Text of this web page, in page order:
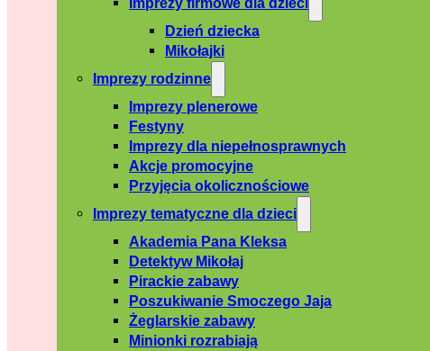
Dzień dziecka
Mikołajki
Imprezy rodzinne
Imprezy plenerowe
Festyny
Imprezy dla niepełnosprawnych
Akcje promocyjne
Przyjęcia okolicznościowe
Imprezy tematyczne dla dzieci
Akademia Pana Kleksa
Detektyw Mikołaj
Pirackie zabawy
Poszukiwanie Smoczego Jaja
Żeglarskie zabawy
Minionki rozrabiają